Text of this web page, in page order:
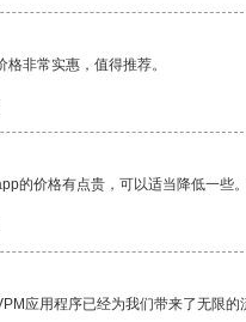
格非常实惠，值得推荐。
的价格有点贵，可以适当降低一些
应用程序已经为我们带来了无限的